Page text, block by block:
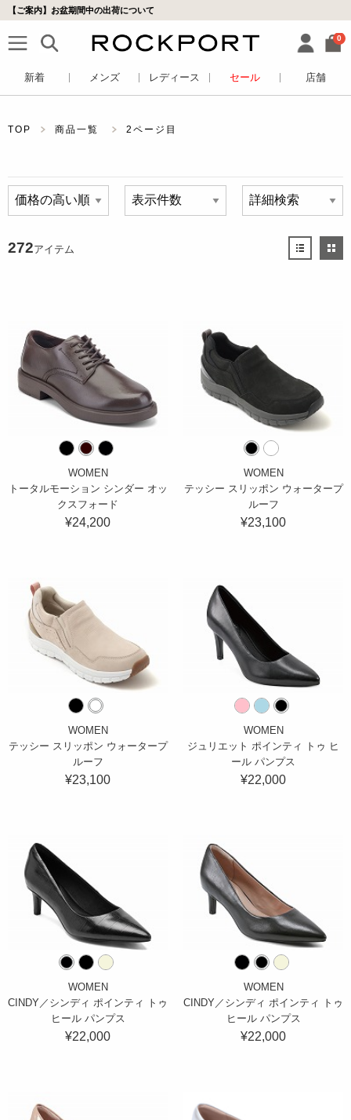
【ご案内】お盆期間中の出荷について
0
新着 メンズ レディース セール 店舗
TOP 商品一覧 2ページ目
272アイテム
WOMEN
トータルモーション シンダー オッ
クスフォード
¥24,200
WOMEN
テッシー スリッポン ウォータープ
ルーフ
¥23,100
WOMEN
テッシー スリッポン ウォータープ
ルーフ
¥23,100
WOMEN
ジュリエット ポインティ トゥ ヒ
ール パンプス
¥22,000
WOMEN
CINDY／シンディ ポインティ トゥ
ヒール パンプス
¥22,000
WOMEN
CINDY／シンディ ポインティ トゥ
ヒール パンプス
¥22,000